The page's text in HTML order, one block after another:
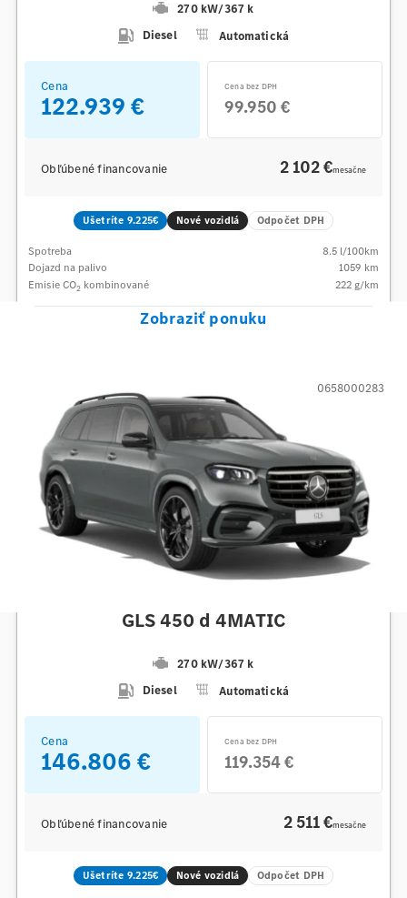
270 kW/367 k
Diesel
Automatická
Cena
122.939 €
Cena bez DPH
99.950 €
Obľúbené financovanie 2 102 €mesačne
Ušetríte 9.225€ Nové vozidlá Odpočet DPH
Spotreba 8.5 l/100km
Dojazd na palivo
1059 km
Emisie CO2 kombinované 222 g/km
Zobraziť ponuku
GLS 450 d 4MATIC
270 kW/367 k
Diesel
Automatická
0658000283
Cena
146.806 €
Cena bez DPH
119.354 €
Obľúbené financovanie 2 511 €mesačne
Ušetríte 9.225€ Nové vozidlá Odpočet DPH